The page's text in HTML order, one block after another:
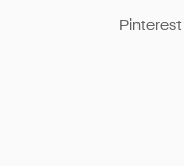
Pinterest